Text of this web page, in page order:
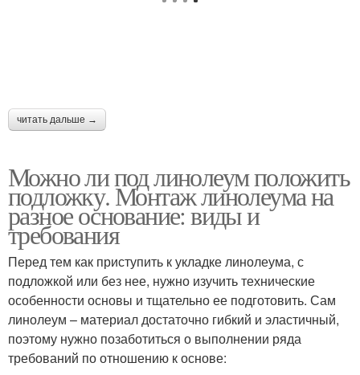
читать дальше →
Можно ли под линолеум положить
подложку. Монтаж линолеума на
разное основание: виды и
требования
Перед тем как приступить к укладке линолеума, с
подложкой или без нее, нужно изучить технические
особенности основы и тщательно ее подготовить. Сам
линолеум – материал достаточно гибкий и эластичный,
поэтому нужно позаботиться о выполнении ряда
требований по отношению к основе: